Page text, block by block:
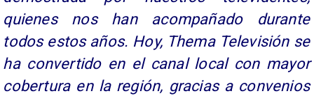
quienes nos han acompañado durante
todos estos años. Hoy, Thema Televisión se
ha convertido en el canal local con mayor
cobertura en la región, gracias a convenios